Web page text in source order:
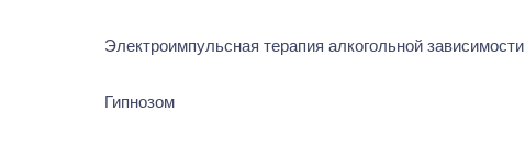
Электроимпульсная терапия алкогольной зависимости
Гипнозом